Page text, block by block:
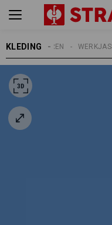
KLEDING HEREN